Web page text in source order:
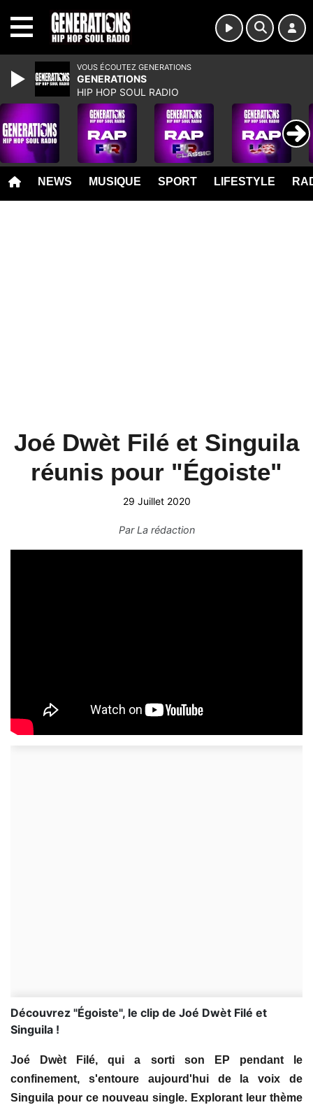
NEWS MUSIQUE SPORT LIFESTYLE
Joé Dwèt Filé et Singuila
réunis pour "Égoiste"
29 Juillet 2020
ParLa rédaction
Découvrez "Égoiste", le clip de Joé Dwèt Filé et
Singuila !
Joé Dwèt Filé, qui a sorti son EP pendant le
confinement, s'entoure aujourd'hui de la voix de
Singuila pour ce nouveau single. Explorant leur thème
VOUS ÉCOUTEZ GENERATIONS
GENERATIONS
HIP HOP SOUL RADIO